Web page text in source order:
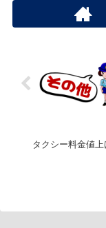
タクシー料金値